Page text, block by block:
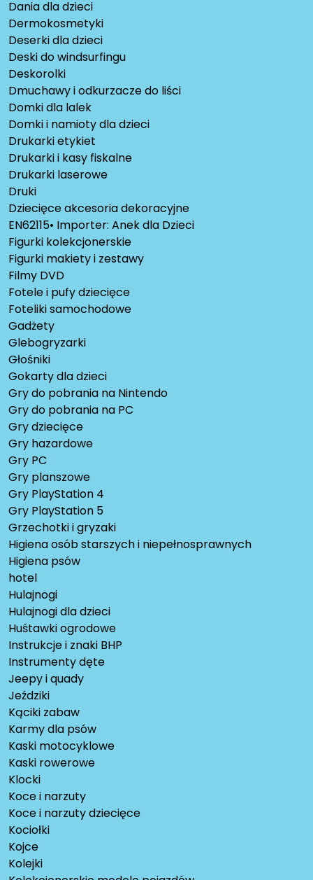
Dania dla dzieci
Dermokosmetyki
Deserki dla dzieci
Deski do windsurfingu
Deskorolki
Dmuchawy i odkurzacze do liści
Domki dla lalek
Domki i namioty dla dzieci
Drukarki etykiet
Drukarki i kasy fiskalne
Drukarki laserowe
Druki
Dziecięce akcesoria dekoracyjne
EN62115• Importer: Anek dla Dzieci
Figurki kolekcjonerskie
Figurki makiety i zestawy
Filmy DVD
Fotele i pufy dziecięce
Foteliki samochodowe
Gadżety
Glebogryzarki
Głośniki
Gokarty dla dzieci
Gry do pobrania na Nintendo
Gry do pobrania na PC
Gry dziecięce
Gry hazardowe
Gry PC
Gry planszowe
Gry PlayStation 4
Gry PlayStation 5
Grzechotki i gryzaki
Higiena osób starszych i niepełnosprawnych
Higiena psów
hotel
Hulajnogi
Hulajnogi dla dzieci
Huśtawki ogrodowe
Instrukcje i znaki BHP
Instrumenty dęte
Jeepy i quady
Jeździki
Kąciki zabaw
Karmy dla psów
Kaski motocyklowe
Kaski rowerowe
Klocki
Koce i narzuty
Koce i narzuty dziecięce
Kociołki
Kojce
Kolejki